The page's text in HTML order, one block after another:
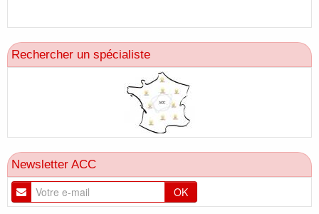
Rechercher un spécialiste
Newsletter ACC
OK